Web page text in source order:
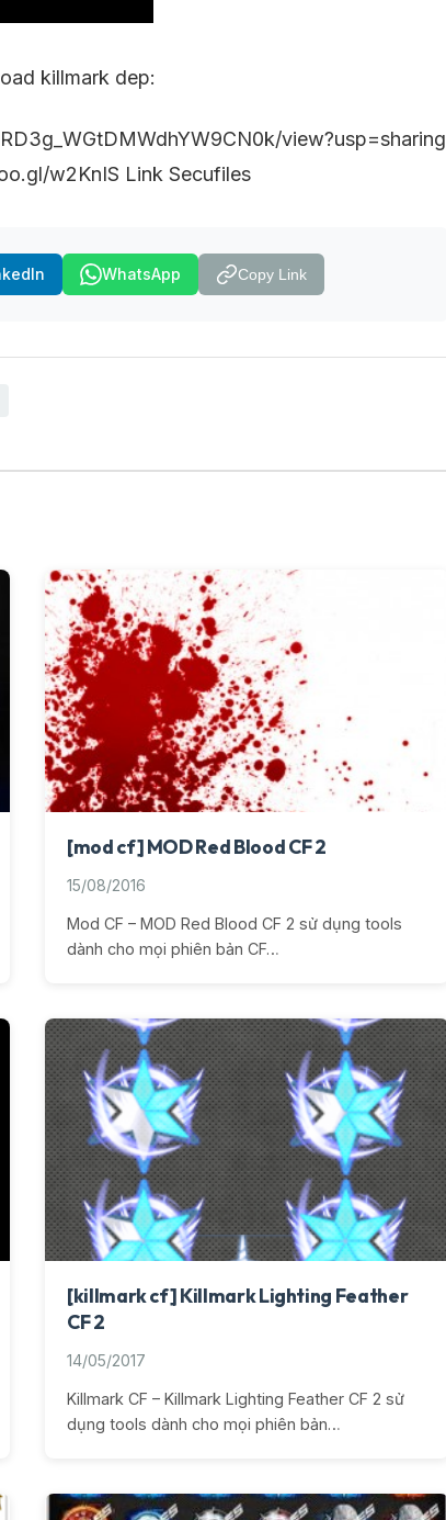
killmark dep:
view?usp=sharing
w2KnIS Link Secufiles
WhatsApp Copy Link
[mod cf] MOD Red Blood CF 2
15/08/2016
Mod CF – MOD Red Blood CF 2 sử dụng tools
dành cho mọi phiên bản CF…
[killmark cf] Killmark Lighting Feather
CF 2
14/05/2017
Killmark CF – Killmark Lighting Feather CF 2 sử
dụng tools dành cho mọi phiên bản…